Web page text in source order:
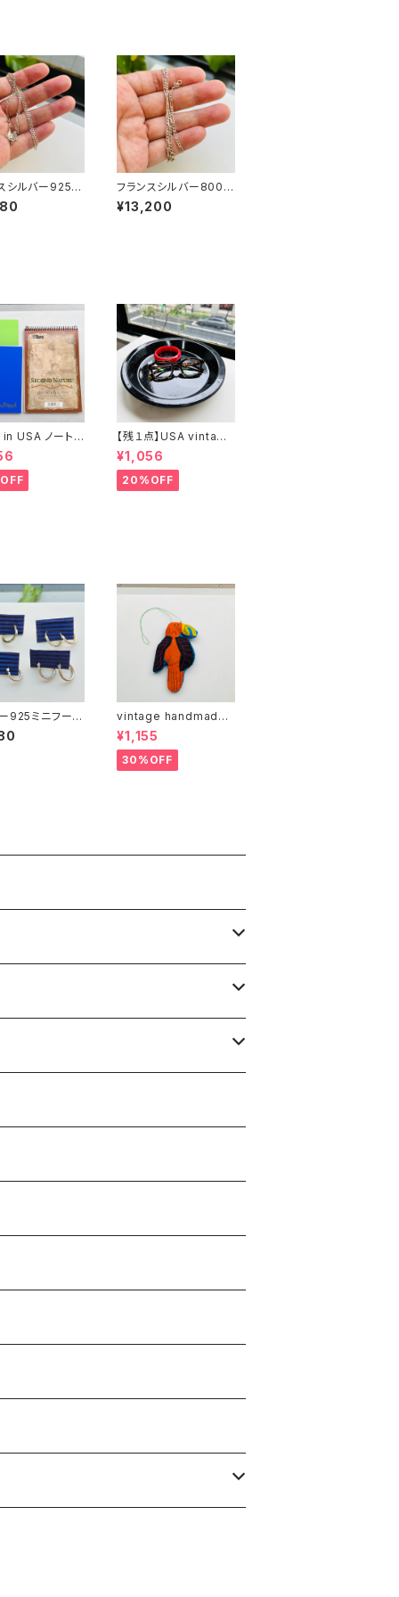
シルバー925 フ
ェーン（45cm）
フランスシルバー800
フィガロチェーン（40.5
cm）
¥13,200
USA ノート２
け
【残１点】USA vintage
ブラック琺瑯プレート
¥1,056
20%OFF
925ミニフープ
）
vintage handmade
カラフルバード 04
¥1,155
30%OFF